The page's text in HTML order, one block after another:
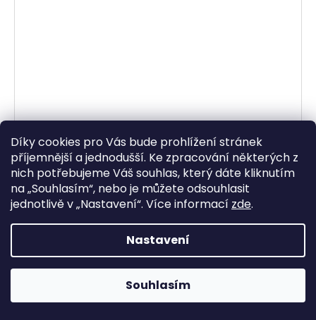
Díky cookies pro Vás bude prohlížení stránek
příjemnější a jednodušší. Ke zpracování některých z
nich potřebujeme Váš souhlas, který dáte kliknutím
na „Souhlasím“, nebo je můžete odsouhlasit
jednotlivě v „Nastavení“. Více informací zde.
Nastavení
Souhlasím
chrániče hrudi NUCLEON FLEX PRO Ci vkládací
certifikace CE2, ALPINESTARS (antracit/černá)
2026
Skladem
908,26 Kč bez DPH